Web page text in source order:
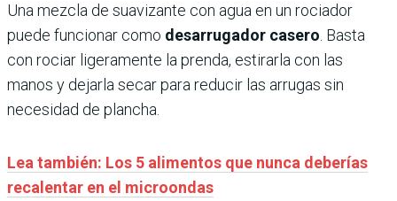
Una mezcla de suavizante con agua en un rociador
puede funcionar como desarrugador casero. Basta
con rociar ligeramente la prenda, estirarla con las
manos y dejarla secar para reducir las arrugas sin
necesidad de plancha.
Lea también: Los 5 alimentos que nunca deberías
recalentar en el microondas